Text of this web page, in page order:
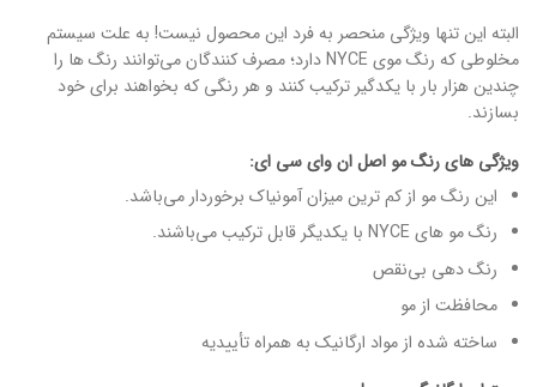
البته این تنها ویژگی منحصر به فرد این محصول نیست! به علت سیستم
مخلوطی که رنگ موی NYCE دارد؛ مصرف کنندگان می‌توانند رنگ ها را
چندین هزار بار با یکدگیر ترکیب کنند و هر رنگی که بخواهند برای خود
بسازند.
ویژگی های رنگ مو اصل ان وای سی ای:
این رنگ مو از کم ترین میزان آمونیاک برخوردار می‌باشد.
رنگ مو های NYCE با یکدیگر قابل ترکیب می‌باشند.
رنگ دهی بی‌نقص
محافظت از مو
ساخته شده از مواد ارگانیک به همراه تأییدیه